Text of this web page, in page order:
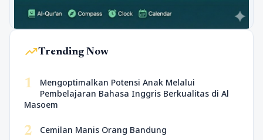
trending_upTrending Now
1
Mengoptimalkan Potensi Anak Melalui
Pembelajaran Bahasa Inggris Berkualitas di Al
Masoem
2 Cemilan Manis Orang Bandung